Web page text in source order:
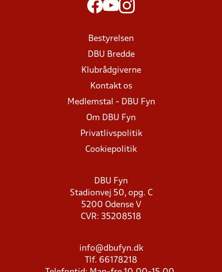
Bestyrelsen
DBU Bredde
Klubrådgiverne
Kontakt os
Medlemstal - DBU Fyn
Om DBU Fyn
Privatlivspolitik
Cookiepolitik
DBU Fyn
Stadionvej 50, opg. C
5200 Odense V
CVR: 35208518
info@dbufyn.dk
Tlf. 66178218